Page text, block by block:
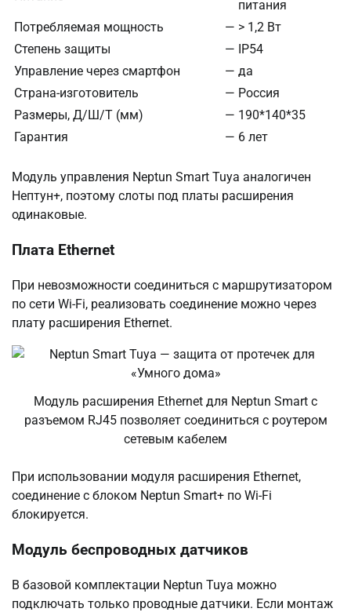
питания
Потребляемая мощность
— > 1,2 Вт
Степень защиты
— IP54
Управление через смартфон
— да
Страна-изготовитель
— Россия
Размеры, Д/Ш/Т (мм)
— 190*140*35
Гарантия
— 6 лет
Модуль управления Neptun Smart Tuya аналогичен
Нептун+, поэтому слоты под платы расширения
одинаковые.
Плата Ethernet
При невозможности соединиться с маршрутизатором
по сети Wi-Fi, реализовать соединение можно через
плату расширения Ethernet.
Модуль расширения Ethernet для Neptun Smart с
разъемом RJ45 позволяет соединиться с роутером
сетевым кабелем
При использовании модуля расширения Ethernet,
соединение с блоком Neptun Smart+ по Wi-Fi
блокируется.
Модуль беспроводных датчиков
В базовой комплектации Neptun Tuya можно
подключать только проводные датчики. Если монтаж